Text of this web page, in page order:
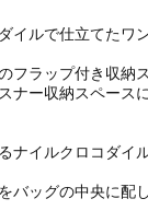
イルで仕立てたワ
フラップ付き収納
ナー収納スペース
ナイルクロコダイ
バッグの中央に配